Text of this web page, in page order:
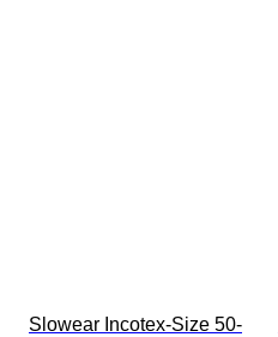
Slowear Incotex-Size 50-